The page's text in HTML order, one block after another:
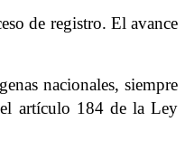
de registro. El avance
nacionales, siempre
artículo 184 de la Ley